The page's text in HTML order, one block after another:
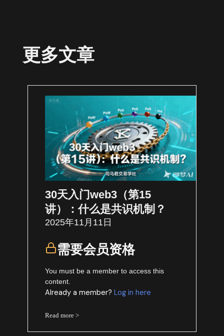
更多文章
30天入门web3（第15
讲）：什么是共识机制？
2025年11月11日
需要会员资格
You must be a member to access this
content.
Already a member?Log in here
Read more >